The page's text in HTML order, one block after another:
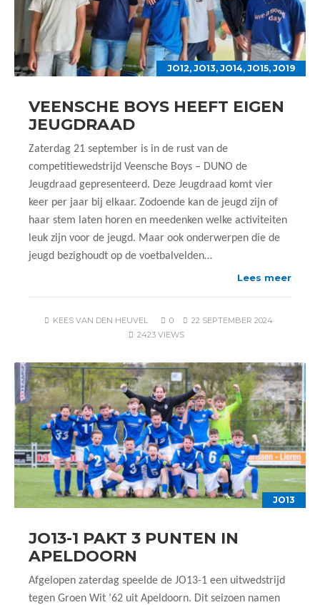
JO12, JO13, JO14, JO15, JO19
VEENSCHE BOYS HEEFT EIGEN
JEUGDRAAD
Zaterdag 21 september is in de rust van de
competitiewedstrijd Veensche Boys – DUNO de
Jeugdraad gepresenteerd. Deze Jeugdraad komt vier
keer per jaar bij elkaar. Zodoende kan de jeugd zijn of
haar stem laten horen en meedenken welke activiteiten
leuk zijn voor de jeugd. Maar ook onderwerpen die de
jeugd bezighoudt op de voetbalvelden…
Lees meer
KEES VAN DEN HEUVEL 0
22 SEPTEMBER 2024
2423 VIEWS
JO13
JO13-1 PAKT 3 PUNTEN IN
APELDOORN
Afgelopen zaterdag speelde de JO13-1 een uitwedstrijd
tegen Groen Wit ’62 uit Apeldoorn. Dit seizoen namen